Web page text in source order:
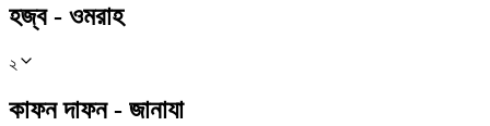
হজ্ব - ওমরাহ
২
কাফন দাফন - জানাযা